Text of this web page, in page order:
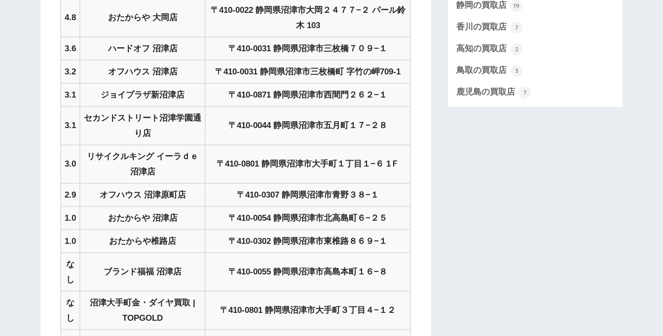
4.8 おたからや 大岡店
〒410-0022 静岡県沼津市大岡２４７７−２ パール鈴
木 103
3.6 ハードオフ 沼津店 〒410-0031 静岡県沼津市三枚橋７０９−１
3.2 オフハウス 沼津店 〒410-0031 静岡県沼津市三枚橋町 字竹の岬709-1
3.1 ジョイプラザ新沼津店 〒410-0871 静岡県沼津市西間門２６２−１
3.1
セカンドストリート沼津学園通
り店
〒410-0044 静岡県沼津市五月町１７−２８
3.0
リサイクルキング イーラｄｅ
沼津店
〒410-0801 静岡県沼津市大手町１丁目１−６ 1Ｆ
2.9 オフハウス 沼津原町店 〒410-0307 静岡県沼津市青野３８−１
1.0 おたからや 沼津店 〒410-0054 静岡県沼津市北高島町６−２５
1.0 おたからや椎路店 〒410-0302 静岡県沼津市東椎路８６９−１
な
し
ブランド福福 沼津店 〒410-0055 静岡県沼津市高島本町１６−８
な
し
沼津大手町金・ダイヤ買取 |
TOPGOLD
〒410-0801 静岡県沼津市大手町３丁目４−１２
静岡の買取店 19
香川の買取店 7
高知の買取店 2
鳥取の買取店 3
鹿児島の買取店 7